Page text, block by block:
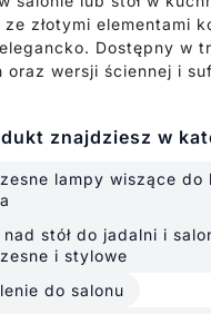
ze złotymi elementami
Dostępny w
oraz wersji ściennej i
znajdziesz w
lampy wiszące do
nad stół do jadalni i
i stylowe
do salonu